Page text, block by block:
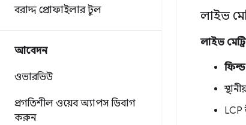
বরাদ্দ প্রোফাইলার টুল
আবেদন
ওভারভিউ
প্রগতিশীল ওয়েব অ্যাপস ডিবাগ
করুন
লাইভ
লাইভ
ফিল্ড
LCP